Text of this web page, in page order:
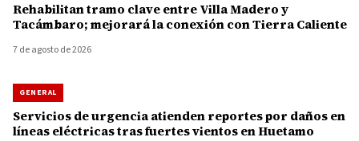
Rehabilitan tramo clave entre Villa Madero y
Tacámbaro; mejorará la conexión con Tierra Caliente
7 de agosto de 2026
GENERAL
Servicios de urgencia atienden reportes por daños en
líneas eléctricas tras fuertes vientos en Huetamo